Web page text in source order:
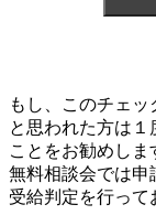
もし、このチェッ
と思われた方は１
ことをお勧めしま
無料相談会では申
受給判定を行って